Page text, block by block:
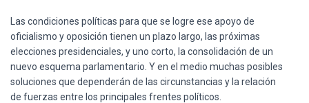
Las condiciones políticas para que se logre ese apoyo de
oficialismo y oposición tienen un plazo largo, las próximas
elecciones presidenciales, y uno corto, la consolidación de un
nuevo esquema parlamentario. Y en el medio muchas posibles
soluciones que dependerán de las circunstancias y la relación
de fuerzas entre los principales frentes políticos.